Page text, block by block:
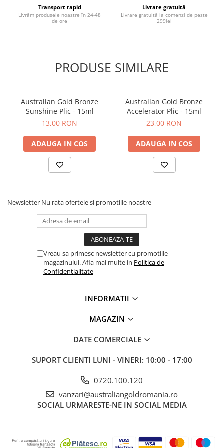
Transport rapid
Livrăm produsele noastre în 24-48
de ore
Livrare gratuită
Livrare gratuită la comenzi de peste
299lei
PRODUSE SIMILARE
Australian Gold Bronze
Sunshine Plic - 15ml
13,00 RON
ADAUGA IN COS
Australian Gold Bronze
Accelerator Plic - 15ml
23,00 RON
ADAUGA IN COS
Newsletter Nu rata ofertele si promotiile noastre
Vreau sa primesc newsletter cu promotiile
magazinului. Afla mai multe in Politica de
Confidentialitate
INFORMATII
MAGAZIN
DATE COMERCIALE
SUPORT CLIENTI LUNI - VINERI: 10:00 - 17:00
0720.100.120
vanzari@australiangoldromania.ro
SOCIAL URMARESTE-NE IN SOCIAL MEDIA